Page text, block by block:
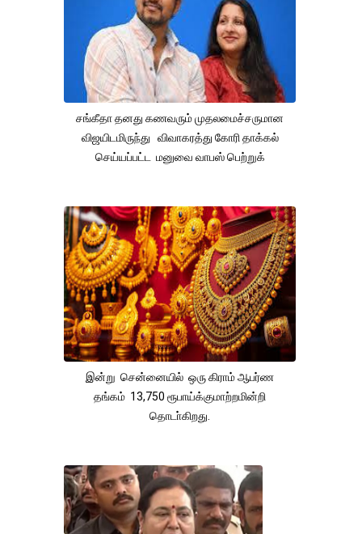
சங்கீதா தனது கணவரும் முதலமைச்சருமான
விஜயிடமிருந்து விவாகரத்து கோரி தாக்கல்
செய்யப்பட்ட மனுவை வாபஸ் பெற்றுக்
இன்று சென்னையில் ஒரு கிராம் ஆபர்ண
தங்கம் 13,750 ரூபாய்க்குமாற்றமின்றி
தொடா்கிறது.